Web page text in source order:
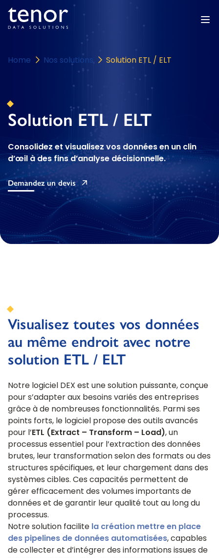
Home Nos solutions Solution ETL / ELT
Solution ETL / ELT
Consolidez et visualisez vos données en un clin
d’œil à des fins d’analyse décisionnelle.
Demandez un devis
Visualisez toutes vos données
au même endroit avec notre
solution ETL / ELT
Notre logiciel DEX est une solution puissante, conçue
pour s’adapter aux besoins variés des entreprises
grâce à de nombreuses fonctionnalités. Parmi ses
points forts, le logiciel propose des outils avancés
pour l’ ETL (Extract – Transform – Load), un
processus essentiel pour l’extraction des données
brutes, leur transformation selon des formats ou des
structures spécifiques, et leur chargement dans des
systèmes cibles. Ces capacités permettent de
gérer efficacement des volumes importants de
données et de garantir leur qualité tout au long du
processus.
Notre solution facilite la création mettre en place
des pipelines de données automatisées, capables
de collecter et d’intégrer des informations issues de